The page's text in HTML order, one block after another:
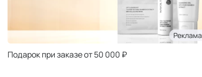
Реклама
Подарок при заказе от 50 000 ₽